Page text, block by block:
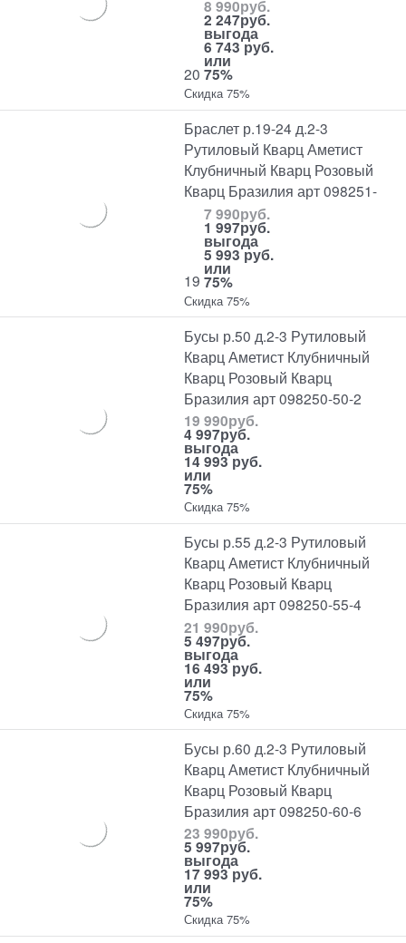
20
8 990руб.
2 247руб.
выгода
6 743 руб.
или
75%
Скидка 75%
Браслет р.19-24 д.2-3
Рутиловый Кварц Аметист
Клубничный Кварц Розовый
Кварц Бразилия арт 098251-
19
7 990руб.
1 997руб.
выгода
5 993 руб.
или
75%
Скидка 75%
Бусы р.50 д.2-3 Рутиловый
Кварц Аметист Клубничный
Кварц Розовый Кварц
Бразилия арт 098250-50-2
19 990руб.
4 997руб.
выгода
14 993 руб.
или
75%
Скидка 75%
Бусы р.55 д.2-3 Рутиловый
Кварц Аметист Клубничный
Кварц Розовый Кварц
Бразилия арт 098250-55-4
21 990руб.
5 497руб.
выгода
16 493 руб.
или
75%
Скидка 75%
Бусы р.60 д.2-3 Рутиловый
Кварц Аметист Клубничный
Кварц Розовый Кварц
Бразилия арт 098250-60-6
23 990руб.
5 997руб.
выгода
17 993 руб.
или
75%
Скидка 75%